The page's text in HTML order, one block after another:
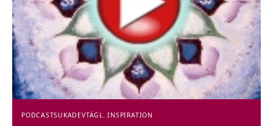
PODCASTSUKADEVTÄGL. INSPIRATION